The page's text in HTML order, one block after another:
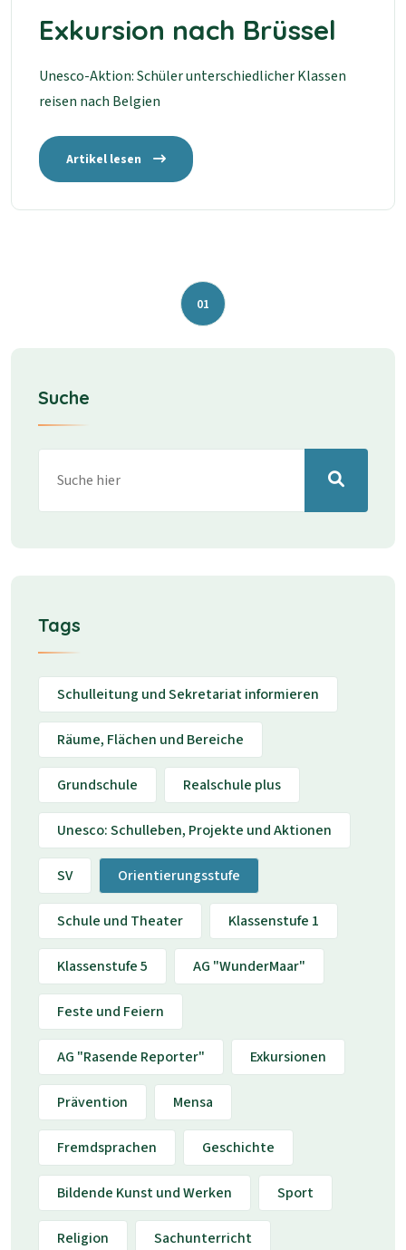
Exkursion nach Brüssel
Unesco-Aktion: Schüler unterschiedlicher Klassen
reisen nach Belgien
Artikel lesen
01
Suche
Tags
Schulleitung und Sekretariat informieren
Räume, Flächen und Bereiche
Grundschule Realschule plus
Unesco: Schulleben, Projekte und Aktionen
SV Orientierungsstufe
Schule und Theater Klassenstufe 1
Klassenstufe 5 AG "WunderMaar"
Feste und Feiern
AG "Rasende Reporter" Exkursionen
Prävention Mensa
Fremdsprachen Geschichte
Bildende Kunst und Werken Sport
Religion Sachunterricht